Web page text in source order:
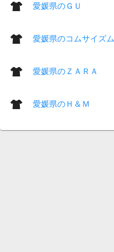
愛媛県のＧＵ
愛媛県のコムサイズム
愛媛県のＺＡＲＡ
愛媛県のＨ＆Ｍ